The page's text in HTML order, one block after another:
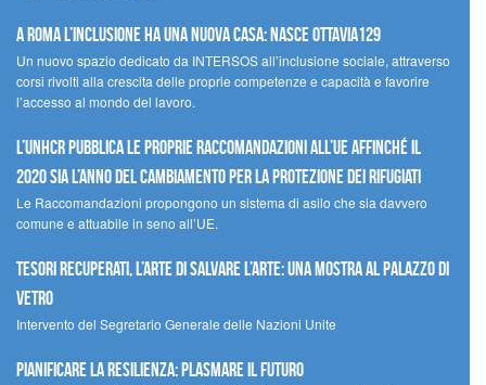
A Roma l’inclusione ha una nuova casa: nasce Ottavia129
Un nuovo spazio dedicato da INTERSOS all’inclusione sociale, attraverso
corsi rivolti alla crescita delle proprie competenze e capacità e favorire
l’accesso al mondo del lavoro.
L’UNHCR pubblica le proprie raccomandazioni all’UE affinché il
2020 sia l’anno del cambiamento per la protezione dei rifugiati
Le Raccomandazioni propongono un sistema di asilo che sia davvero
comune e attuabile in seno all’UE.
Tesori recuperati, l’arte di salvare l’arte: una mostra al Palazzo di
Vetro
Intervento del Segretario Generale delle Nazioni Unite
Pianificare la resilienza: plasmare il futuro